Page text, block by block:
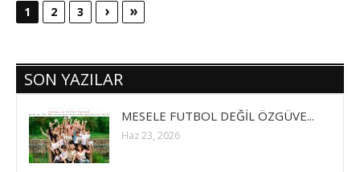
1 2 3 › »
SON YAZILAR
MESELE FUTBOL DEĞİL ÖZGÜVE...
Haz 23, 2026